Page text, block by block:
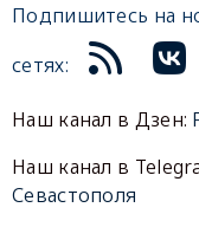
Подпишитесь на
сетях:
Наш канал в Дзен:
Наш канал в
Севастополя